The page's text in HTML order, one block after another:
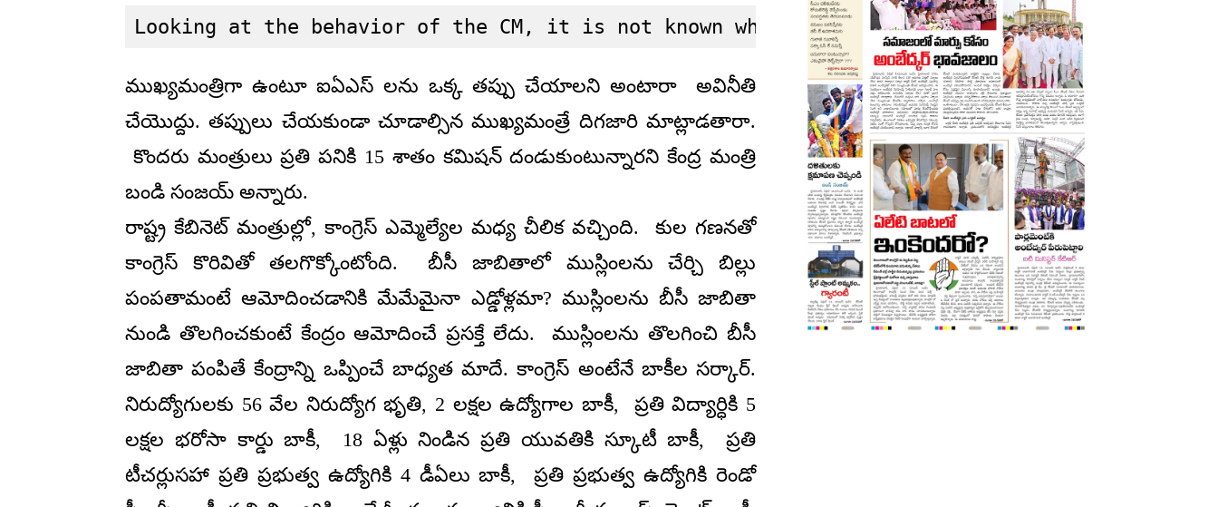
Looking at the behavior of the CM, it is not known whether there will be a Congress
ముఖ్యమంత్రిగా ఉంటూ ఐఏఎస్ లను ఒక్క తప్పు చేయాలని అంటారా అవినీతి
చేయొద్దు. తప్పులు చేయకుండా చూడాల్సిన ముఖ్యమంత్రే దిగజారి మాట్లాడతారా.
కొందరు మంత్రులు ప్రతి పనికి 15 శాతం కమిషన్ దండుకుంటున్నారని కేంద్ర మంత్రి
బండి సంజయ్ అన్నారు.
రాష్ట్ర కేబినెట్ మంత్రుల్లో, కాంగ్రెస్ ఎమ్మెల్యేల మధ్య చీలిక వచ్చింది. కుల గణనతో
కాంగ్రెస్ కొరివితో తలగొక్కోంటోంది. బీసీ జాబితాలో ముస్లింలను చేర్చి బిల్లు
పంపతామంటే ఆమోదించడానికి మేమేమైనా ఎడ్డోళ్లమా? ముస్లింలను బీసీ జాబితా
నుండి తొలగించకుంటే కేంద్రం ఆమోదించే ప్రసక్తే లేదు. ముస్లింలను తొలగించి బీసీ
జాబితా పంపితే కేంద్రాన్ని ఒప్పించే బాధ్యత మాదే. కాంగ్రెస్ అంటేనే బాకీల సర్కార్.
నిరుద్యోగులకు 56 వేల నిరుద్యోగ భృతి, 2 లక్షల ఉద్యోగాల బాకీ, ప్రతి విద్యార్ధికి 5
లక్షల భరోసా కార్డు బాకీ, 18 ఏళ్లు నిండిన ప్రతి యువతికి స్కూటీ బాకీ, ప్రతి
టీచర్లుసహా ప్రతి ప్రభుత్వ ఉద్యోగికి 4 డీఏలు బాకీ, ప్రతి ప్రభుత్వ ఉద్యోగికి రెండో